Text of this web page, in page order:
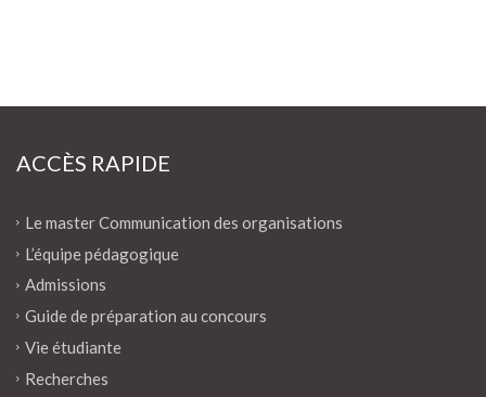
ACCÈS RAPIDE
Le master Communication des organisations
L’équipe pédagogique
Admissions
Guide de préparation au concours
Vie étudiante
Recherches